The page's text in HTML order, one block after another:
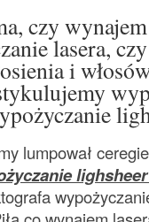
czy
lasera,
i
lumpował